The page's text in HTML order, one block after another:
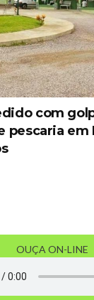
com
pescaria
OUÇA ON-LINE